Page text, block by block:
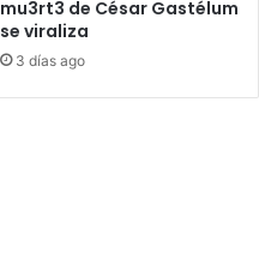
mu3rt3 de César Gastélum
se viraliza
3 días ago